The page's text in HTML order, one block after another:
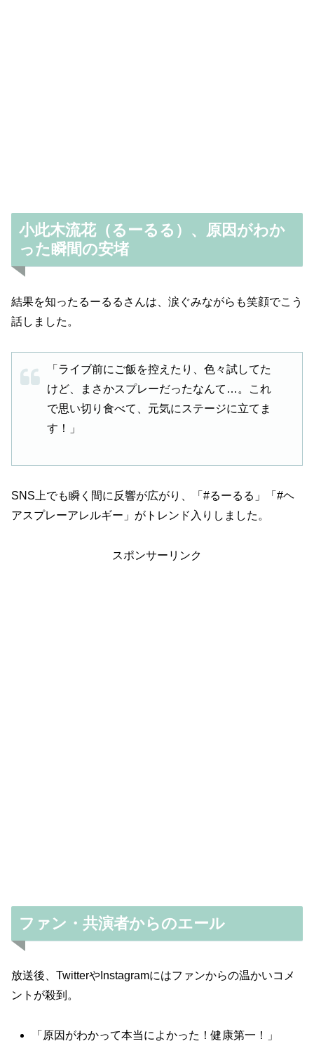
小此木流花（るーるる）、原因がわか
った瞬間の安堵
結果を知ったるーるるさんは、涙ぐみながらも笑顔でこう
話しました。
「ライブ前にご飯を控えたり、色々試してた
けど、まさかスプレーだったなんて…。これ
で思い切り食べて、元気にステージに立てま
す！」
SNS上でも瞬く間に反響が広がり、「#るーるる」「#ヘ
アスプレーアレルギー」がトレンド入りしました。
スポンサーリンク
ファン・共演者からのエール
放送後、TwitterやInstagramにはファンからの温かいコメ
ントが殺到。
「原因がわかって本当によかった！健康第一！」